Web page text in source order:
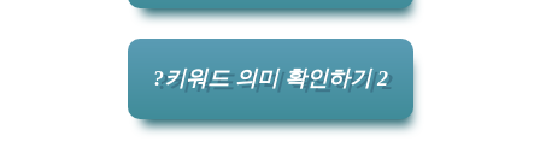
?키워드 의미 확인하기 2